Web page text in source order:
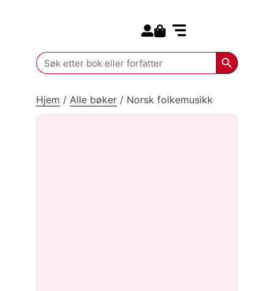
Search
for:
Search
Hjem / Alle bøker / Norsk folkemusikk